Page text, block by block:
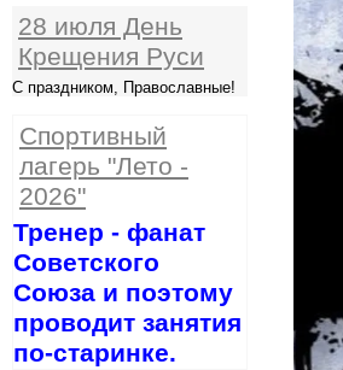
28 июля День
Крещения Руси
С праздником, Православные!
Спортивный
лагерь "Лето -
2026"
Тренер - фанат
Советского
Союза и поэтому
проводит занятия
по-старинке.